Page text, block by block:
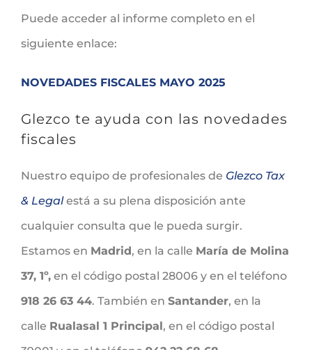
Puede acceder al informe completo en el
siguiente enlace:
NOVEDADES FISCALES MAYO 2025
Glezco te ayuda con las novedades
fiscales
Nuestro equipo de profesionales de Glezco Tax
& Legalestá a su plena disposición ante
cualquier consulta que le pueda surgir.
Estamos en Madrid, en la calle María de Molina
37, 1º, en el código postal 28006 y en el teléfono
918 26 63 44. También en Santander, en la
calle Rualasal 1 Principal, en el código postal